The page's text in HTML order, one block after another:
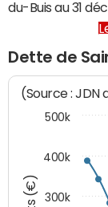
du-Buis au 31
Dette de
(Source : JDN
300k
400k
500k